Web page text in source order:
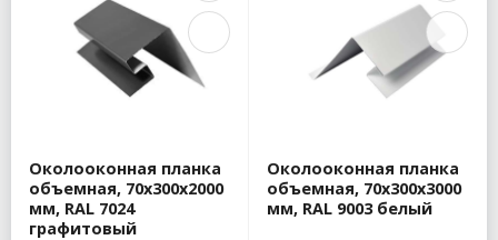
Околооконная планка
объемная, 70x300x2000
мм, RAL 7024
графитовый
Околооконная планка
объемная, 70x300x3000
мм, RAL 9003 белый